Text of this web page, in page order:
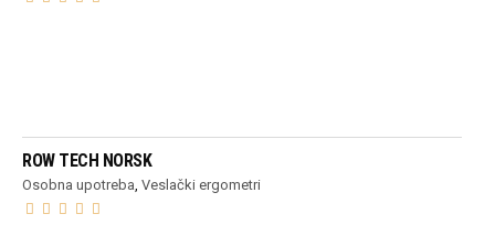
ROW TECH NORSK
Osobna upotreba ,Veslački ergometri